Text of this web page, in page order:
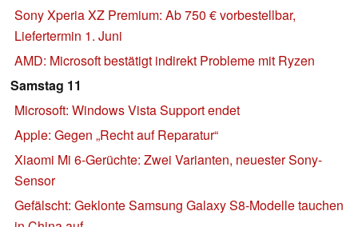
Sony Xperia XZ Premium: Ab 750 € vorbestellbar,
Liefertermin 1. Juni
AMD: Microsoft bestätigt indirekt Probleme mit Ryzen
Samstag 11
Microsoft: Windows Vista Support endet
Apple: Gegen „Recht auf Reparatur“
Xiaomi Mi 6-Gerüchte: Zwei Varianten, neuester Sony-
Sensor
Gefälscht: Geklonte Samsung Galaxy S8-Modelle tauchen